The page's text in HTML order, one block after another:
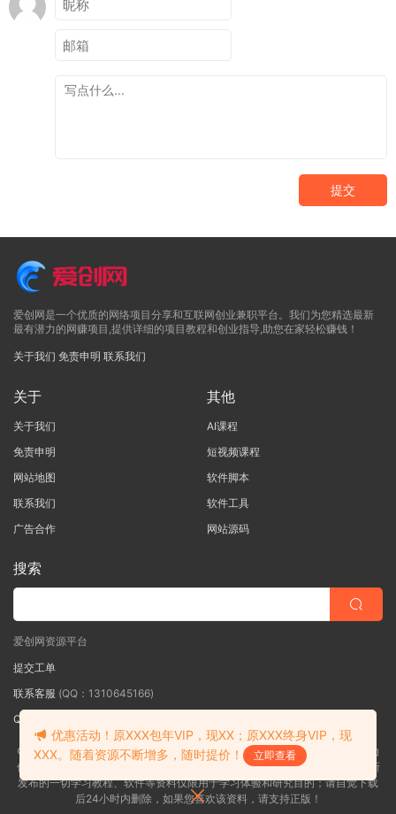
提交
爱创网是一个优质的网络项目分享和互联网创业兼职平台。我们为您精选最新
最有潜力的网赚项目,提供详细的项目教程和创业指导,助您在家轻松赚钱！
关于我们 免责申明 联系我们
关于
关于我们
免责申明
网站地图
联系我们
广告合作
其他
AI课程
短视频课程
软件脚本
软件工具
网站源码
搜索
爱创网资源平台
提交工单
联系客服 (QQ：1310645166)
QQ群
©2018-2026爱创网网内容全部来自网络，版权争议与本站无关，如果您认为
侵犯了您的合法权益,请联系我们删除，并向所有持版权者致最深歉意！本站所
发布的一切学习教程、软件等资料仅限用于学习体验和研究目的；请自觉下载
后24小时内删除，如果您喜欢该资料，请支持正版！
优惠活动！原XXX包年VIP，现XX；原XXX终身VIP，现
XXX。随着资源不断增多，随时提价！
立即查看